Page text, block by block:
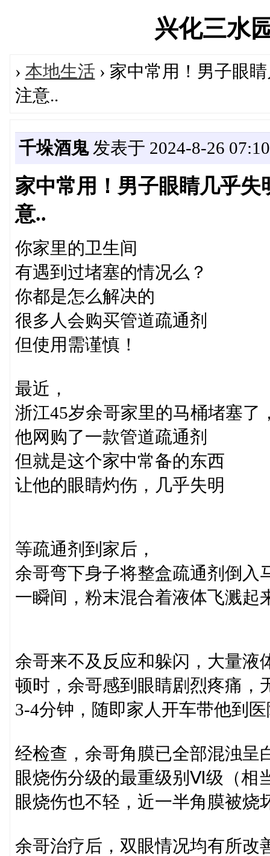
兴化三水
› 本地生活 › 家中常用！男子眼
注意..
千垛酒鬼发表于 2024-8-26
家中常用！男子眼睛几乎
意..
你家里的卫生间
有遇到过堵塞的情况么？
你都是怎么解决的
很多人会购买管道疏通剂
但使用需谨慎！
最近，
浙江45岁余哥家里的马桶堵塞了
他网购了一款管道疏通剂
但就是这个家中常备的东西
让他的眼睛灼伤，几乎失明
等疏通剂到家后，
余哥弯下身子将整盒疏通剂倒入
一瞬间，粉末混合着液体飞溅起
余哥来不及反应和躲闪，大量液
顿时，余哥感到眼睛剧烈疼痛，
3-4分钟，随即家人开车带他到
经检查，余哥角膜已全部混浊呈
眼烧伤分级的最重级别Ⅵ级（相
眼烧伤也不轻，近一半角膜被烧
余哥治疗后，双眼情况均有所改